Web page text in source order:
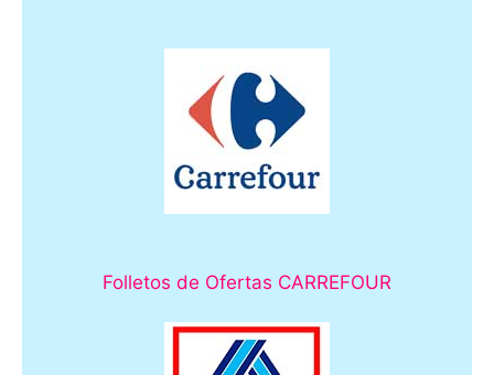
Folletos de Ofertas CARREFOUR